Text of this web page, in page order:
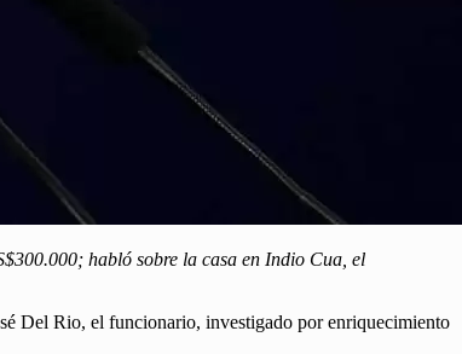
habló sobre la casa en Indio Cua, el
Del Rio, el funcionario, investigado por enriquecimiento